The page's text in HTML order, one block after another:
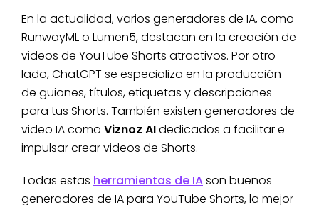
En la actualidad, varios generadores de IA, como
RunwayML o Lumen5, destacan en la creación de
videos de YouTube Shorts atractivos. Por otro
lado, ChatGPT se especializa en la producción
de guiones, títulos, etiquetas y descripciones
para tus Shorts. También existen generadores de
video IA como Viznoz AIdedicados a facilitar e
impulsar crear videos de Shorts.
Todas estas herramientas de IAson buenos
generadores de IA para YouTube Shorts, la mejor